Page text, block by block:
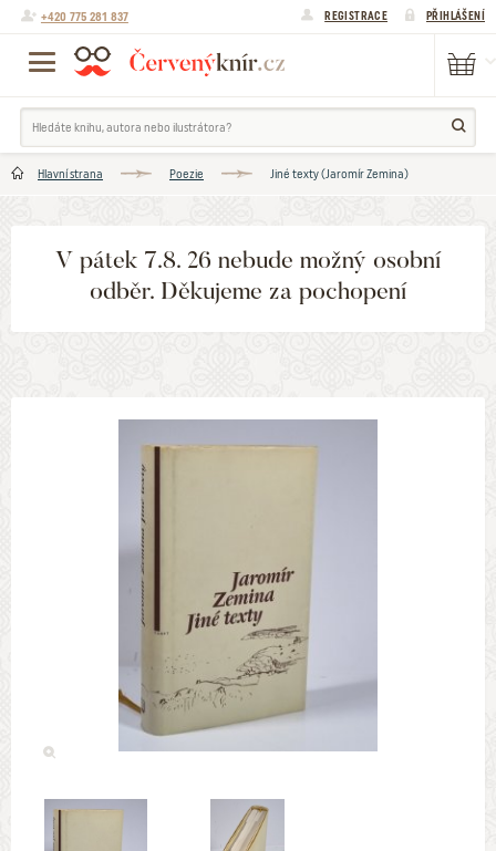
+420 775 281 837 REGISTRACE PŘIHLÁŠENÍ
Hlavní strana Poezie Jiné texty (Jaromír Zemina)
V pátek 7.8. 26 nebude možný osobní
odběr. Děkujeme za pochopení